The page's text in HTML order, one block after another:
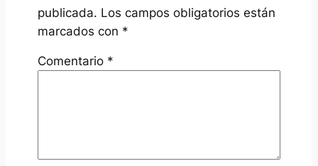
publicada. Los campos obligatorios están
marcados con *
Comentario *